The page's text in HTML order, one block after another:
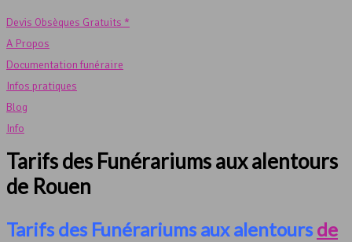
Devis Obsèques Gratuits *
A Propos
Documentation funéraire
Infos pratiques
Blog
Info
Tarifs des Funérariums aux alentours
de Rouen
Tarifs des Funérariums aux alentours de